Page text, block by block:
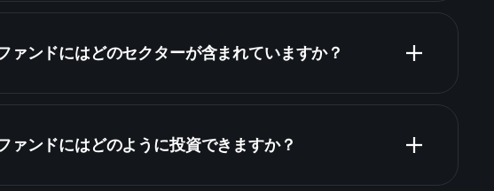
保有資産
ァンドにはどのセクターが含まれていますか？
ァンドにはどのように投資できますか？